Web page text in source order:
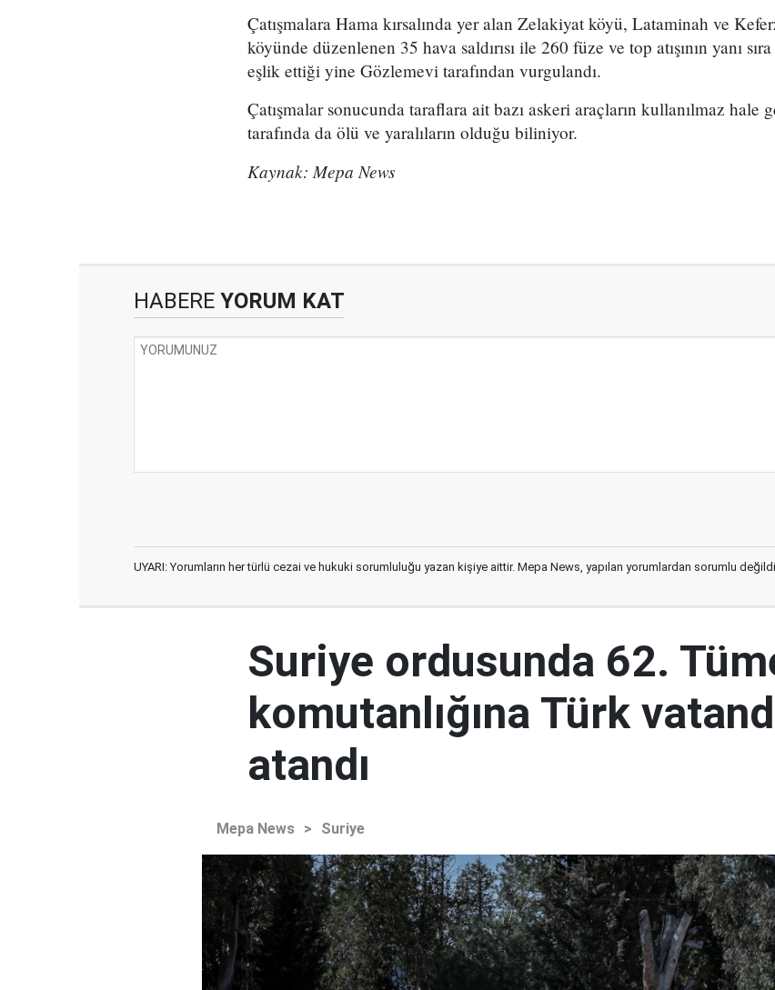
Çatışmalara Hama kırsalında yer alan Zelakiyat köyü, Lataminah ve
köyünde düzenlenen 35 hava saldırısı ile 260 füze ve top atışının yanı
eşlik ettiği yine Gözlemevi tarafından vurgulandı.
Çatışmalar sonucunda taraflara ait bazı askeri araçların kullanılmaz hale
tarafında da ölü ve yaralıların olduğu biliniyor.
Kaynak: Mepa News
HABERE YORUM KAT
UYARI: Yorumların her türlü cezai ve hukuki sorumluluğu yazan kişiye aittir. Mepa News, yapılan yorumlardan sorumlu
Suriye ordusunda 62.
komutanlığına Türk
atandı
Mepa News > Suriye